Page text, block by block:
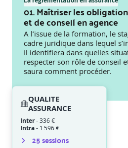
01. Maîtriser les
et de conseil en agence
A l’issue de la formation, le
cadre juridique dans lequel
Il identifiera dans quelles
respecter son rôle de conseil
saura comment procéder.
QUALITE
ASSURANCE
Inter-336 €
Intra- 1 596 €
25sessions